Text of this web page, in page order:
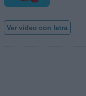
Ver vídeo con letra